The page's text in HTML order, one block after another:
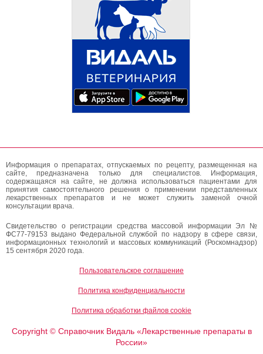
Информация о препаратах, отпускаемых по рецепту, размещенная на
сайте, предназначена только для специалистов. Информация,
содержащаяся на сайте, не должна использоваться пациентами для
принятия самостоятельного решения о применении представленных
лекарственных препаратов и не может служить заменой очной
консультации врача.
Свидетельство о регистрации средства массовой информации Эл №
ФС77-79153 выдано Федеральной службой по надзору в сфере связи,
информационных технологий и массовых коммуникаций (Роскомнадзор)
15 сентября 2020 года.
Пользовательское соглашение
Политика конфиденциальности
Политика обработки файлов cookie
Copyright ©Справочник Видаль «Лекарственные препараты в
России»